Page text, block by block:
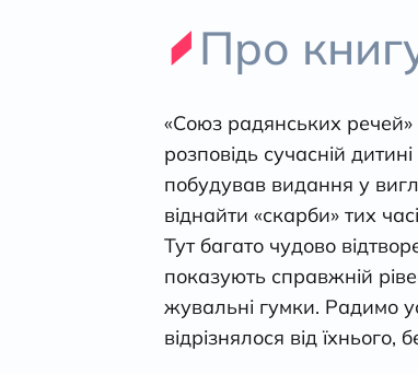
Про
«Союз радянських
розповідь сучасній
побудував видання у
віднайти «скарби» тих
Тут багато чудово
показують справжній
жувальні гумки. Радимо
відрізнялося від їхнього,